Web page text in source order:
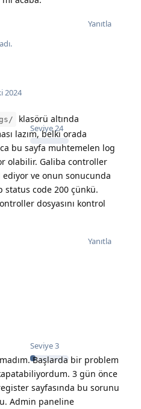
Yanıtla
Seviye24
2024
klasörü altında
lazım, belki orada
bu sayfa muhtemelen log
olabilir. Galiba controller
ve onun sonucunda
status code 200 çünkü.
dosyasını kontrol
Yanıtla
Seviye3
Başlarda bir problem
3 gün önce
sayfasında bu sorunu
Admin paneline